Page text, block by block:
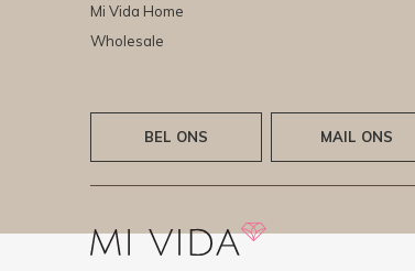
Mi Vida Home
Wholesale
BEL ONS MAIL ONS